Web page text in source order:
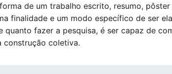
de um trabalho escrito, resumo, pôster
finalidade e um modo específico de ser
fazer a pesquisa, é ser capaz de
construção coletiva.